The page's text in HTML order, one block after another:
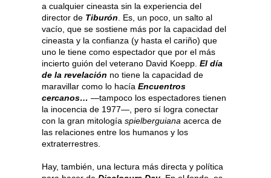
a cualquier cineasta sin la experiencia del
director de Tiburón . Es, un poco, un salto al
vacío, que se sostiene más por la capacidad del
cineasta y la confianza (y hasta el cariño) que
uno le tiene como espectador que por el más
incierto guión del veterano David Koepp. El día
de la revelación no tiene la capacidad de
maravillar como lo hacía Encuentros
cercanos… —tampoco los espectadores tienen
la inocencia de 1977—, pero sí logra conectar
con la gran mitología spielberguiana acerca de
las relaciones entre los humanos y los
extraterrestres.
Hay, también, una lectura más directa y política